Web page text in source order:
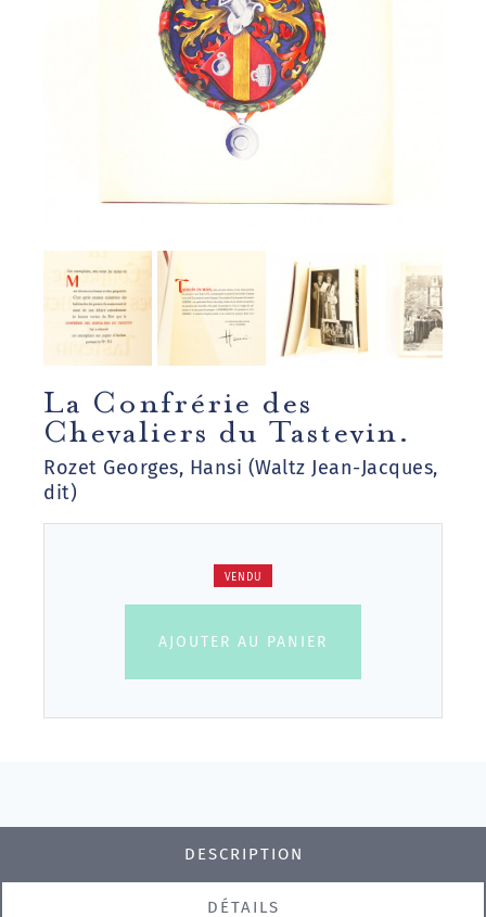
La Confrérie des
Chevaliers du Tastevin.
Rozet Georges, Hansi (Waltz Jean-Jacques,
dit)
VENDU
AJOUTER AU PANIER
DESCRIPTION
DÉTAILS